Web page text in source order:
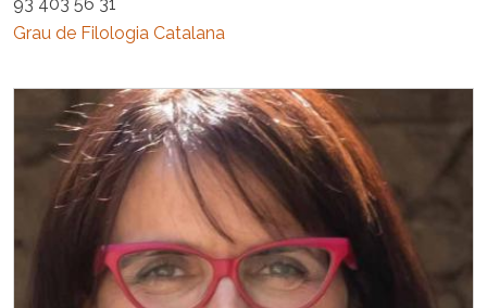
Grau de Filologia Catalana